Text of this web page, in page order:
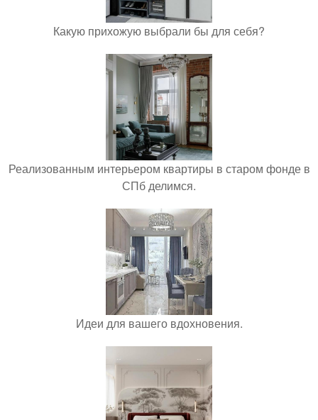
Какую прихожую выбрали бы для себя?
Реализованным интерьером квартиры в старом фонде в
СПб делимся.
Идеи для вашего вдохновения.